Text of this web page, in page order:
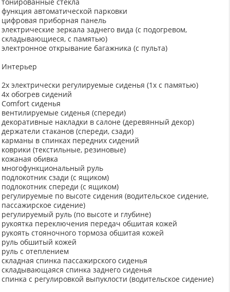
функция автоматической парковки
цифровая приборная панель
электрические зеркала заднего вида (с подогревом,
складывающиеся, с памятью)
электронное открывание багажника (с пульта)
Интерьер
2x электрически регулируемые сиденья (1x с памятью)
4x обогрев сидений
Comfort сиденья
вентилируемые сиденья (спереди)
декоративные накладки в салоне (деревянный декор)
держатели стаканов (спереди, сзади)
карманы в спинках передних сидений
коврики (текстильные, резиновые)
кожаная обивка
многофункциональный руль
подлокотник сзади (с ящиком)
подлокотник спереди (с ящиком)
регулируемые по высоте сидения (водительское сидение,
пассажирское сидение)
регулируемый руль (по высоте и глубине)
рукоятка переключения передач обшитая кожей
рукоять стояночного тормоза обшитая кожей
руль обшитый кожей
руль с отеплением
складная спинка пассажирского сиденья
складывающаяся спинка заднего сиденья
спинка с регулировкой выпуклости (водительское сидение)